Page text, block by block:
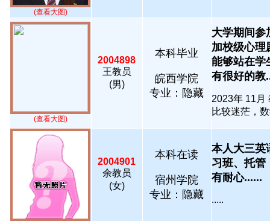
(查看大图)
(查看大图)
2004898
王教员
(男)
本科毕业
皖西学院
专业：隐藏
大学期间参
加校级心理
能够站在学
有很好的教
2023年 11月
比较迷茫，
2004901
余教员
(女)
本科在读
宿州学院
专业：隐藏
本人大三英
习班、托管
有耐心......
.....